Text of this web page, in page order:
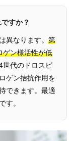
すか？
異なります。 第
ゲン様活性が低
世代のドロスピ
ゲン拮抗作用を
できます。最適
す。